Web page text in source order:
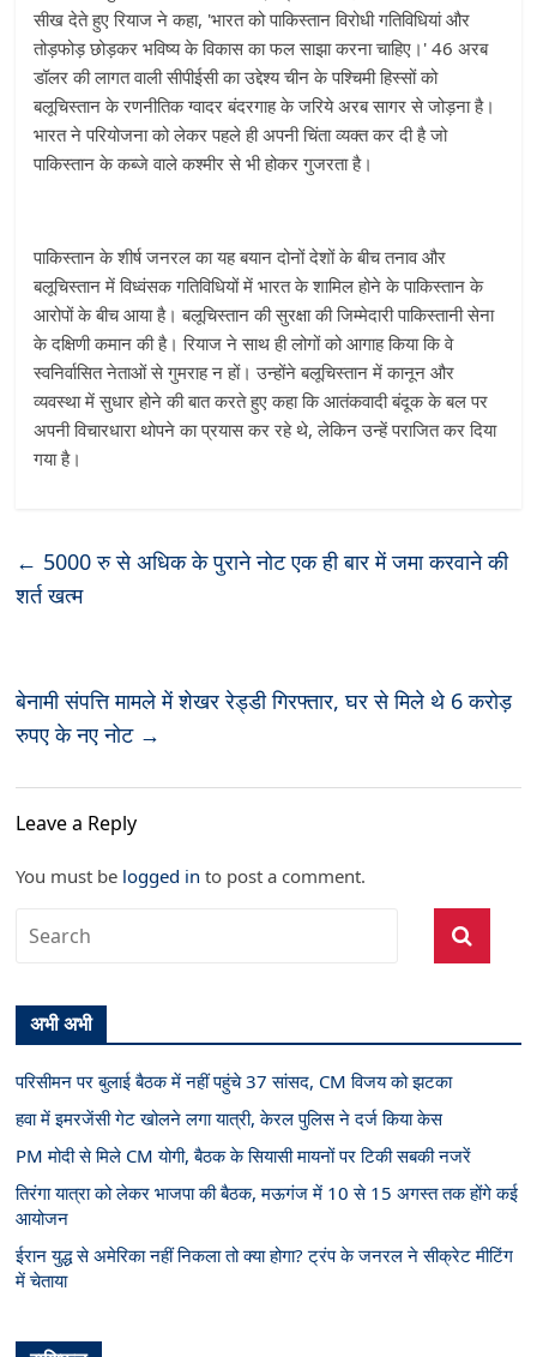
सीख देते हुए रियाज ने कहा, 'भारत को पाकिस्तान विरोधी गतिविधियां और
तोड़फोड़ छोड़कर भविष्य के विकास का फल साझा करना चाहिए।' 46 अरब
डॉलर की लागत वाली सीपीईसी का उद्देश्य चीन के पश्चिमी हिस्सों को
बलूचिस्तान के रणनीतिक ग्वादर बंदरगाह के जरिये अरब सागर से जोड़ना है।
भारत ने परियोजना को लेकर पहले ही अपनी चिंता व्यक्त कर दी है जो
पाकिस्तान के कब्जे वाले कश्मीर से भी होकर गुजरता है।
पाकिस्तान के शीर्ष जनरल का यह बयान दोनों देशों के बीच तनाव और
बलूचिस्तान में विध्वंसक गतिविधियों में भारत के शामिल होने के पाकिस्तान के
आरोपों के बीच आया है। बलूचिस्तान की सुरक्षा की जिम्मेदारी पाकिस्तानी सेना
के दक्षिणी कमान की है। रियाज ने साथ ही लोगों को आगाह किया कि वे
स्वनिर्वासित नेताओं से गुमराह न हों। उन्होंने बलूचिस्तान में कानून और
व्यवस्था में सुधार होने की बात करते हुए कहा कि आतंकवादी बंदूक के बल पर
अपनी विचारधारा थोपने का प्रयास कर रहे थे, लेकिन उन्हें पराजित कर दिया
गया है।
← 5000 रु से अधिक के पुराने नोट एक ही बार में जमा करवाने की
शर्त खत्म
बेनामी संपत्ति मामले में शेखर रेड्डी गिरफ्तार, घर से मिले थे 6 करोड़
रुपए के नए नोट →
Leave a Reply
You must be logged in to post a comment.
अभी अभी
परिसीमन पर बुलाई बैठक में नहीं पहुंचे 37 सांसद, CM विजय को झटका
हवा में इमरजेंसी गेट खोलने लगा यात्री, केरल पुलिस ने दर्ज किया केस
PM मोदी से मिले CM योगी, बैठक के सियासी मायनों पर टिकी सबकी नजरें
तिरंगा यात्रा को लेकर भाजपा की बैठक, मऊगंज में 10 से 15 अगस्त तक होंगे कई
आयोजन
ईरान युद्ध से अमेरिका नहीं निकला तो क्या होगा? ट्रंप के जनरल ने सीक्रेट मीटिंग
में चेताया